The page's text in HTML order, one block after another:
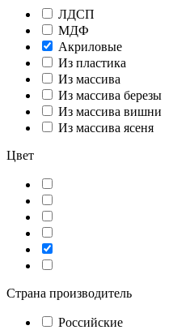
ЛДСП
МДФ
Акриловые
Из пластика
Из массива
Из массива березы
Из массива вишни
Из массива ясеня
Цвет
Страна производитель
Российские